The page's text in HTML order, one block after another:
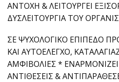
ΑΝΤΟΧΗ & ΛΕΙΤΟΥΡΓΕΙ
ΔΥΣΛΕΙΤΟΥΡΓΙΑ ΤΟΥ
ΣΕ ΨΥΧΟΛΟΓΙΚΟ ΕΠΙΠΕΔΟ
ΚΑΙ ΑΥΤΟΕΛΕΓΧΟ,
ΑΜΦΙΒΟΛΙΕΣ * ΕΝΑΡΜΟΝΙΖΕΙ
ΑΝΤΙΘΕΣΕΙΣ &